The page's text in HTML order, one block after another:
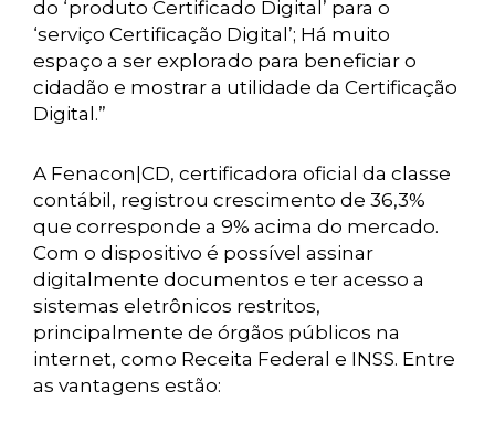
do ‘produto Certificado Digital’ para o
‘serviço Certificação Digital’; Há muito
espaço a ser explorado para beneficiar o
cidadão e mostrar a utilidade da Certificação
Digital.”
A Fenacon|CD, certificadora oficial da classe
contábil, registrou crescimento de 36,3%
que corresponde a 9% acima do mercado.
Com o dispositivo é possível assinar
digitalmente documentos e ter acesso a
sistemas eletrônicos restritos,
principalmente de órgãos públicos na
internet, como Receita Federal e INSS. Entre
as vantagens estão: